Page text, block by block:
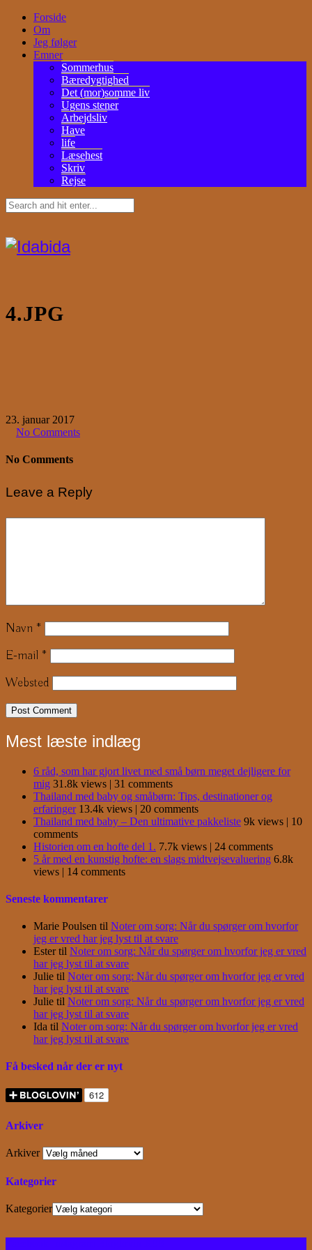
Forside
Om
Jeg følger
Emner
Sommerhus
Bæredygtighed
Det (mor)somme liv
Ugens stener
Arbejdsliv
Have
life
Læsehest
Skriv
Rejse
4.JPG
23. januar 2017
No Comments
No Comments
Leave a Reply
Navn *
E-mail *
Websted
Mest læste indlæg
6 råd, som har gjort livet med små børn meget dejligere for
mig 31.8k views | 31 comments
Thailand med baby og småbørn: Tips, destinationer og
erfaringer 13.4k views | 20 comments
Thailand med baby – Den ultimative pakkeliste 9k views | 10
comments
Historien om en hofte del 1. 7.7k views | 24 comments
5 år med en kunstig hofte: en slags midtvejsevaluering 6.8k
views | 14 comments
Seneste kommentarer
Marie Poulsen til Noter om sorg: Når du spørger om hvorfor
jeg er vred har jeg lyst til at svare
Estertil Noter om sorg: Når du spørger om hvorfor jeg er vred
har jeg lyst til at svare
Julie til Noter om sorg: Når du spørger om hvorfor jeg er vred
har jeg lyst til at svare
Julie til Noter om sorg: Når du spørger om hvorfor jeg er vred
har jeg lyst til at svare
Ida til Noter om sorg: Når du spørger om hvorfor jeg er vred
har jeg lyst til at svare
Få besked når der er nyt
Arkiver
Arkiver
Kategorier
Kategorier